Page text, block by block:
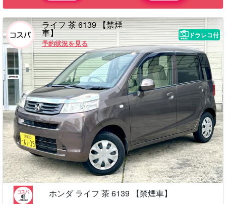
ライフ 茶 6139 【禁煙
車】
予約状況を見る
ドラレコ付
ホンダ ライフ 茶 6139 【禁煙車】